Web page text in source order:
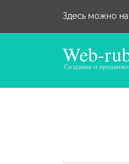
Здесь можно
Web-
Создание и